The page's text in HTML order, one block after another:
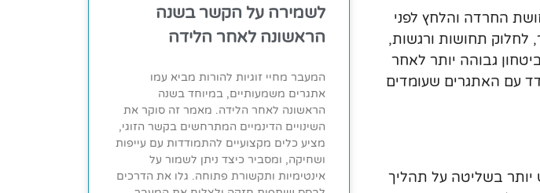
החרדה והלחץ לפני
לחלוק תחושות ורגשות,
גבוהה יותר לאחר
עם האתגרים שעומדים
יותר בשליטה על תהליך
לשמירה על הקשר בשנה
הראשונה לאחר הלידה
המעבר מחיי זוגיות להורות מביא עמו
אתגרים משמעותיים, במיוחד בשנה
הראשונה לאחר הלידה. מאמר זה סוקר את
השינויים הדינמיים המתרחשים בקשר הזוגי,
מציע כלים מקצועיים להתמודדות עם עייפות
ושחיקה, ומסביר כיצד ניתן לשמור על
אינטימיות ותקשורת פתוחה. גלו את הדרכים